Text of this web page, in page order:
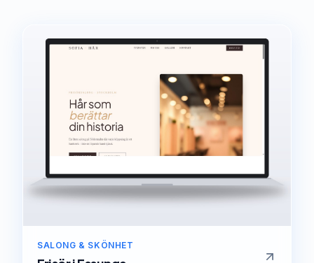
SALONG & SKÖNHET